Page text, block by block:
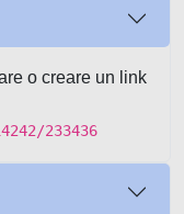
o creare un link
233436